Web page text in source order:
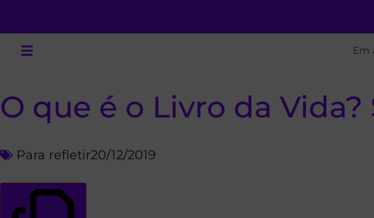
Em
O que é o Livro da
Para refletir20/12/2019